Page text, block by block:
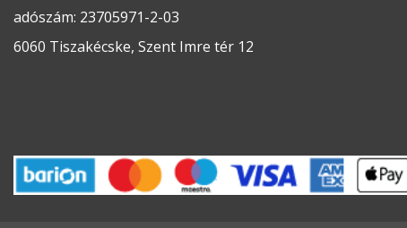
adószám: 23705971-2-03
6060 Tiszakécske, Szent Imre tér 12